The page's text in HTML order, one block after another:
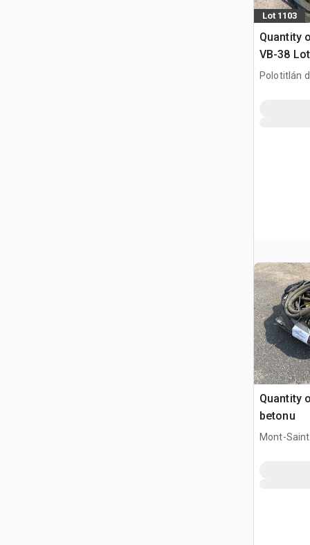
Lot 1103
Quantity
VB-38
Polotitlán
Quantity
betonu
Mont-